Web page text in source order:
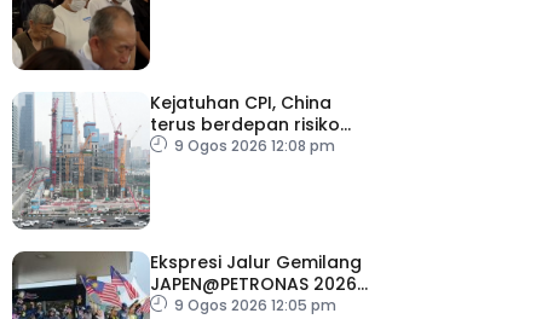
Kejatuhan CPI, China
terus berdepan risiko
deflasi
9 Ogos 2026 12:08 pm
Ekspresi Jalur Gemilang
JAPEN@PETRONAS 2026
dilancar serentak di 15
9 Ogos 2026 12:05 pm